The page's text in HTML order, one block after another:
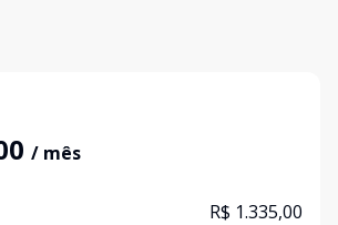
/ mês
R$ 1.335,00